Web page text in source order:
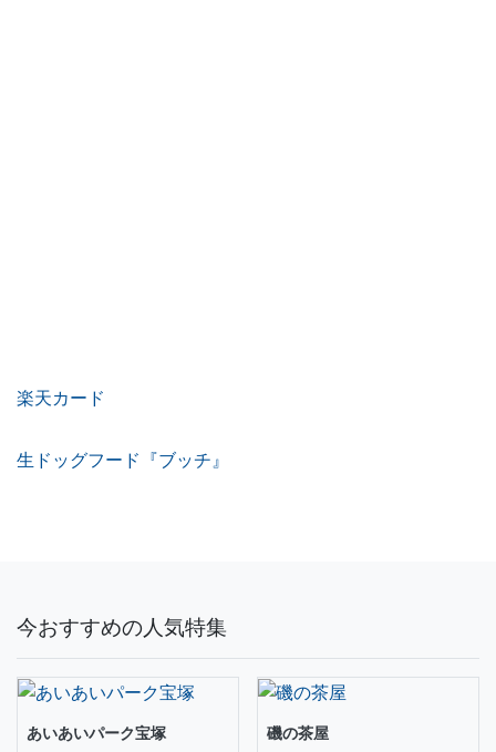
楽天カード
生ドッグフード『ブッチ』
今おすすめの人気特集
あいあいパーク宝塚
磯の茶屋